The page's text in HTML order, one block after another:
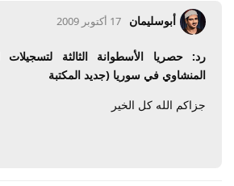
أبوسليمان 17 أكتوبر 2009
رد: حصريا الأسطوانة الثالثة
المنشاوي في سوريا (جديد المكتبة
جزاكم الله كل الخير